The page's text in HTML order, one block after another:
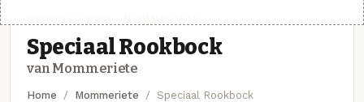
Speciaal Rookbock
van Mommeriete
Home Mommeriete Speciaal Rookbock